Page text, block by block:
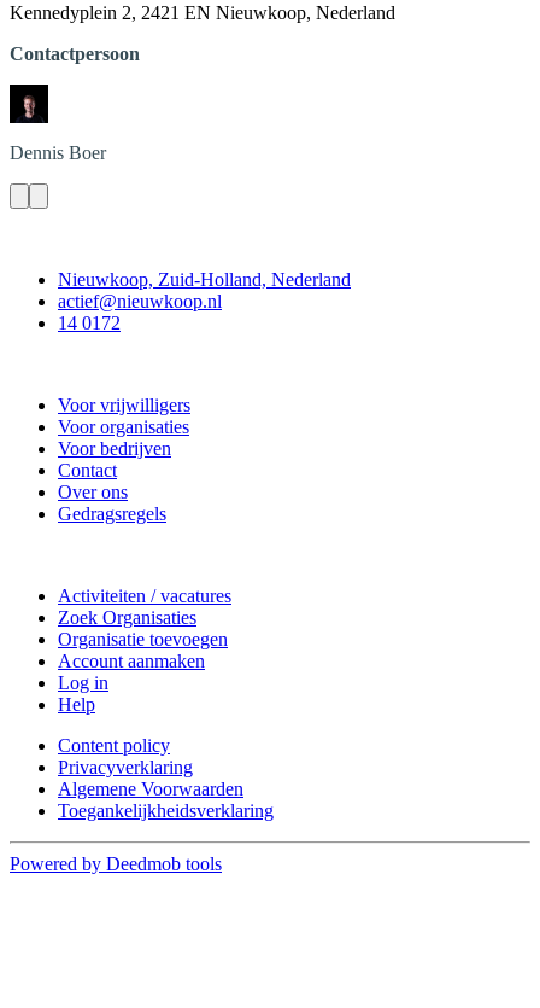
Kennedyplein 2, 2421 EN Nieuwkoop, Nederland
Contactpersoon
Dennis Boer
Nieuwkoop, Zuid-Holland, Nederland
actief@nieuwkoop.nl
14 0172
Voor vrijwilligers
Voor organisaties
Voor bedrijven
Contact
Over ons
Gedragsregels
Activiteiten / vacatures
Zoek Organisaties
Organisatie toevoegen
Account aanmaken
Log in
Help
Content policy
Privacyverklaring
Algemene Voorwaarden
Toegankelijkheidsverklaring
Powered by Deedmob tools